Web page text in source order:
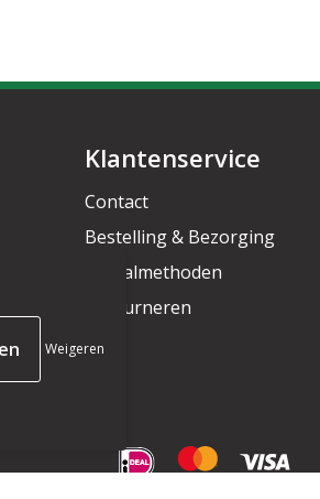
Klantenservice
Contact
Bestelling & Bezorging
Betaalmethoden
Retourneren
Weigeren